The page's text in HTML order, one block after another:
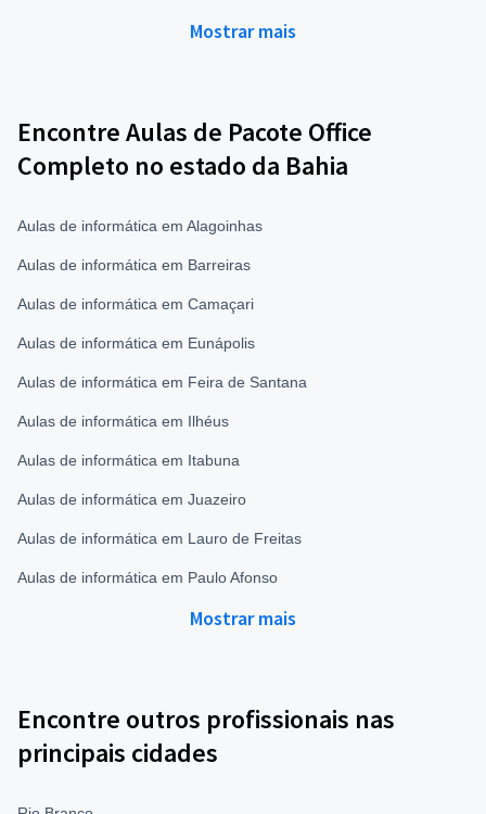
Mostrar mais
Encontre Aulas de Pacote Office
Completo no estado da Bahia
Aulas de informática em Alagoinhas
Aulas de informática em Barreiras
Aulas de informática em Camaçari
Aulas de informática em Eunápolis
Aulas de informática em Feira de Santana
Aulas de informática em Ilhéus
Aulas de informática em Itabuna
Aulas de informática em Juazeiro
Aulas de informática em Lauro de Freitas
Aulas de informática em Paulo Afonso
Mostrar mais
Encontre outros profissionais nas
principais cidades